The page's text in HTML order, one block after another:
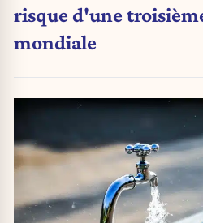
risque d'une
mondiale